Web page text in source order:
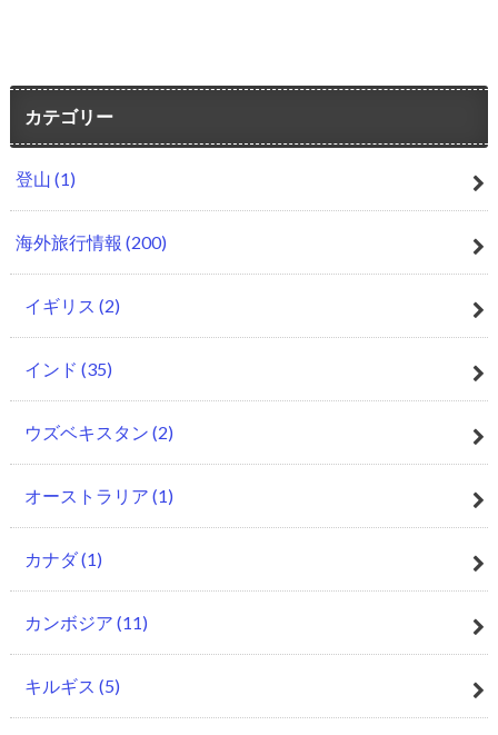
カテゴリー
登山 (1)
海外旅行情報 (200)
イギリス (2)
インド (35)
ウズベキスタン (2)
オーストラリア (1)
カナダ(1)
カンボジア (11)
キルギス (5)